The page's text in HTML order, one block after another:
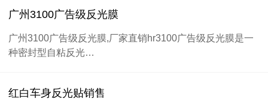
广州3100广告级反光膜
广州3100广告级反光膜,厂家直销hr3100广告级反光膜是一
种密封型自粘反光…
红白车身反光贴销售